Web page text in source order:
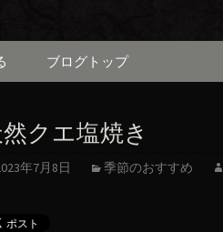
ブログトップ
クエ塩焼き
年7月8日 季節のおすすめ